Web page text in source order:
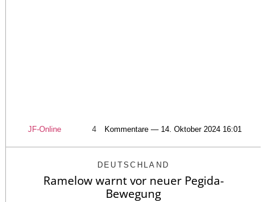
JF-Online 4 Kommentare — 14. Oktober 2024 16:01
DEUTSCHLAND
Ramelow warnt vor neuer Pegida-
Bewegung